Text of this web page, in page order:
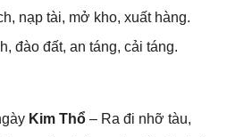
nạp tài, mở kho, xuất hàng.
đào đất, an táng, cải táng.
Kim Thổ– Ra đi nhỡ tàu,